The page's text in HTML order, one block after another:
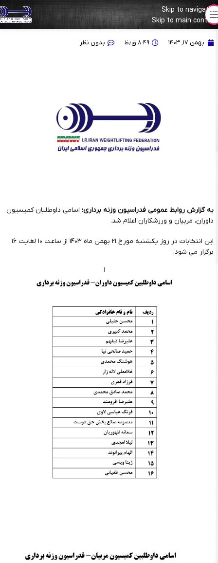
Skip to navigation
Skip to main content
اسامی داوطلبان تاییدشده کمیسیون‌های وزنه‌برداری
بهمن ۱۷, ۱۴۰۳ ۸:۴۹ ق٫ظ بدون نظر
به گزارش روابط عمومی فدراسیون وزنه برداری؛ اسامی داوطلبان کمیسیون
داوران، مربیان و ورزشکاران اعلام شد.
این انتخابات در روز یکشنبه مورخ ۲۱ بهمن ماه ۱۴۰۳ از ساعت ۱۰ لغایت ۱۶
برگزار می شود.